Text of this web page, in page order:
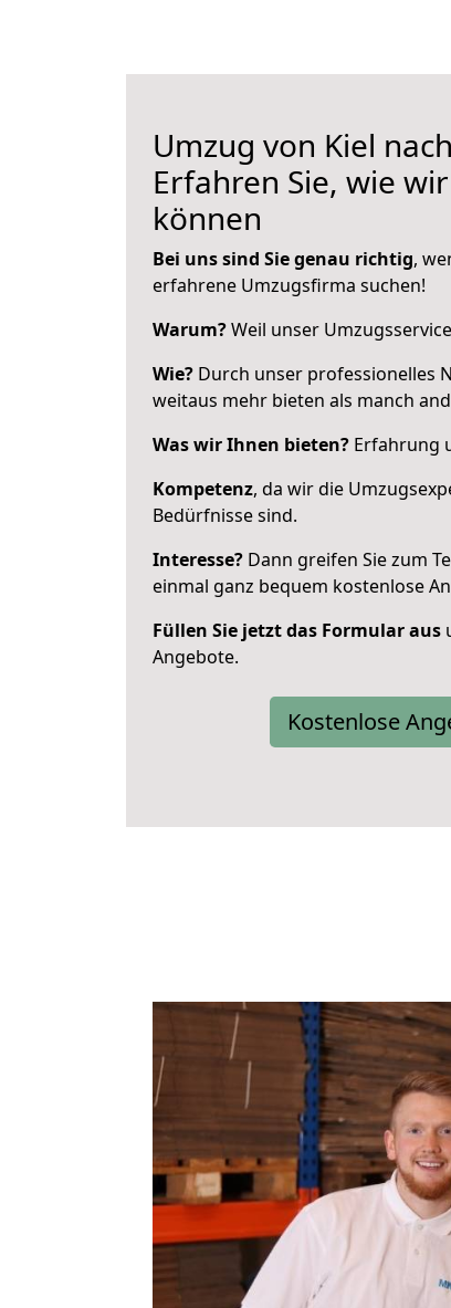
Umzug von Kiel
Erfahren Sie, wie
können
Bei uns sind Sie genau richtig,
erfahrene Umzugsfirma suchen!
Warum?Weil unser
Wie? Durch unser professionelles
weitaus mehr bieten als manch
Was wir Ihnen bieten? Erfahrung
Kompetenz, da wir die
Bedürfnisse sind.
Interesse? Dann greifen Sie zum
einmal ganz bequem kostenlose
Füllen Sie jetzt das Formular aus
Angebote.
Kostenlose